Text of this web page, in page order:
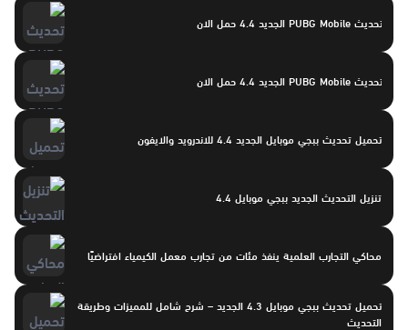
تحديث PUBG Mobile الجديد 4.4 حمل الان
تحديث PUBG Mobile الجديد 4.4 حمل الان
تحميل تحديث ببجي موبايل الجديد 4.4 للاندرويد والايفون
تنزيل التحديث الجديد ببجي موبايل 4.4
محاكي التجارب العلمية ينفذ مئات من تجارب معمل الكيمياء افتراضيًا
تحميل تحديث ببجي موبايل 4.3 الجديد – شرح شامل للمميزات وطريقة
التحديث